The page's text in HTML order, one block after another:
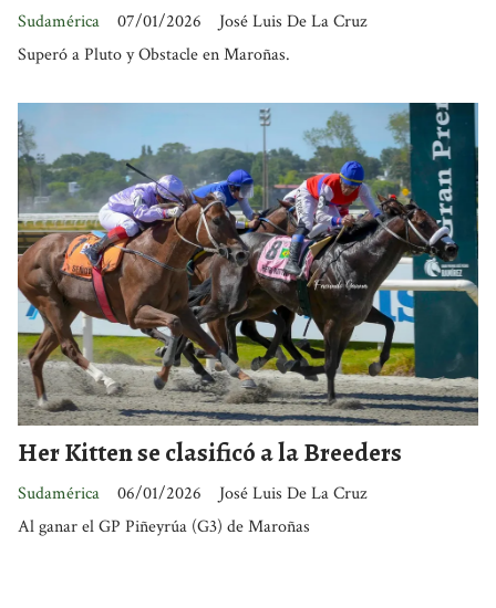
José Luis De La Cruz
Sudamérica
07/01/2026
Superó a Pluto y Obstacle en Maroñas.
Her Kitten se clasificó a la Breeders
José Luis De La Cruz
Sudamérica
06/01/2026
Al ganar el GP Piñeyrúa (G3) de Maroñas